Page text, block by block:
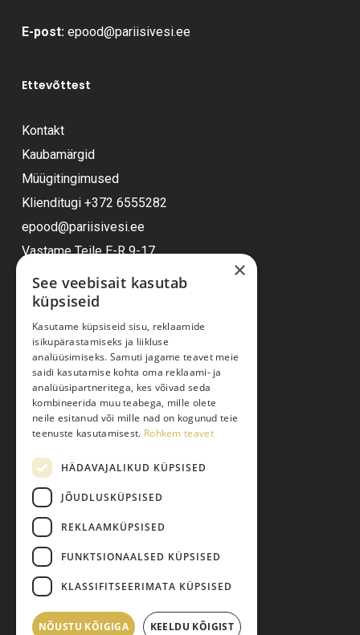
Vahesumma:
E-post: epood@pariisivesi.ee
Ettevõttest
Kontakt
Kaubamärgid
Müügitingimused
Klienditugi +372 6555282
epood@pariisivesi.ee
Vastame Teile E-R 9-17
Ostuabi
Kauba kohaletoimetamine
Toodete tellimine
Maksmine
Järelmaks
Pretensiooni esitamine
Isikuandmete töötlemine
© 2026 Pariisi Vesi.
×
See veebisait kasutab
küpsiseid
Kasutame küpsiseid sisu, reklaamide
isikupärastamiseks ja liikluse
analüüsimiseks. Samuti jagame teavet meie
saidi kasutamise kohta oma reklaami- ja
analüüsipartneritega, kes võivad seda
kombineerida muu teabega, mille olete
neile esitanud või mille nad on kogunud teie
teenuste kasutamisest. Rohkem teavet
HÄDAVAJALIKUD KÜPSISED
JÕUDLUSKÜPSISED
REKLAAMKÜPSISED
FUNKTSIONAALSED KÜPSISED
KLASSIFITSEERIMATA KÜPSISED
NÕUSTU KÕIGIGA KEELDU KÕIGIST